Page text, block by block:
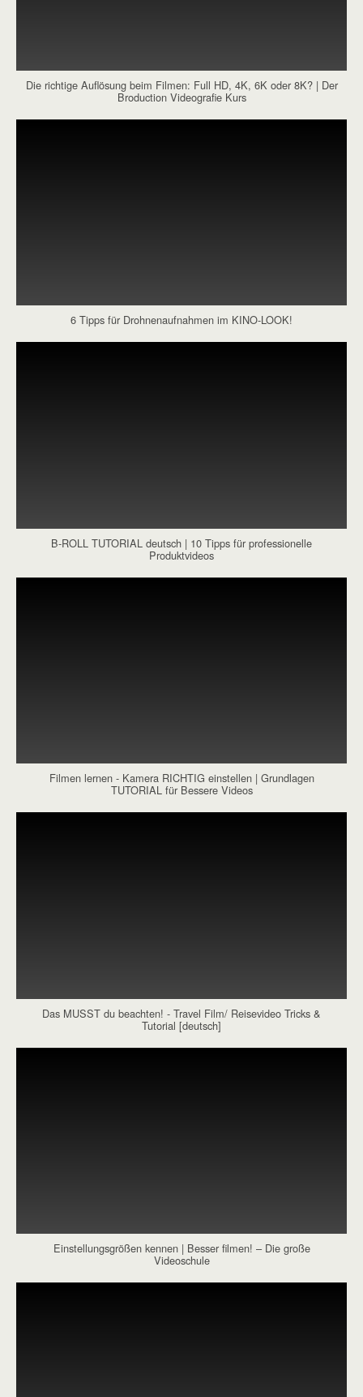
Die richtige Auflösung beim Filmen: Full HD, 4K, 6K oder 8K? | Der
Broduction Videografie Kurs
6 Tipps für Drohnenaufnahmen im KINO-LOOK!
B-ROLL TUTORIAL deutsch | 10 Tipps für professionelle
Produktvideos
Filmen lernen - Kamera RICHTIG einstellen | Grundlagen
TUTORIAL für Bessere Videos
Das MUSST du beachten! - Travel Film/ Reisevideo Tricks &
Tutorial [deutsch]
Einstellungsgrößen kennen | Besser filmen! – Die große
Videoschule